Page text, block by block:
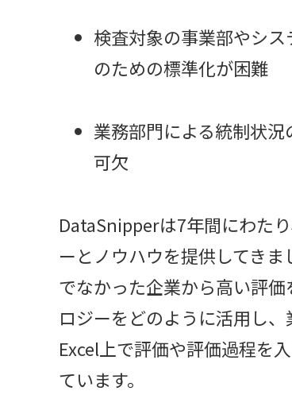
検査対象の事業部やシ
のための標準化が困難
業務部門による統制状
可欠
DataSnipperは7年間にわた
ーとノウハウを提供してき
でなかった企業から高い評
ロジーをどのように活用し、
Excel上で評価や評価過程を
ています。